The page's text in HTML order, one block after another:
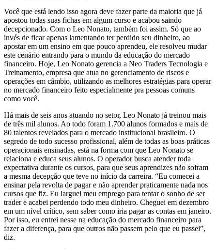
Você que está lendo isso agora deve fazer parte da maioria que já
apostou todas suas fichas em algum curso e acabou saindo
decepcionado. Com o Leo Nonato, também foi assim. Só que ao
invés de ficar apenas lamentando ter perdido seu dinheiro, ao
apostar em um ensino em que pouco aprendeu, ele resolveu mudar
este cenário entrando para o mundo da educação do mercado
financeiro. Hoje, Leo Nonato gerencia a Neo Traders Tecnologia e
Treinamento, empresa que atua no gerenciamento de riscos e
operações em câmbio, utilizando as melhores estratégias para operar
no mercado financeiro feito especialmente pra pessoas comuns
como você.
Há mais de seis anos atuando no setor, Leo Nonato já treinou mais
de três mil alunos. Ao todo foram 1.700 alunos formados e mais de
80 talentos revelados para o mercado institucional brasileiro. O
segredo de todo sucesso profissional, além de todas as boas práticas
operacionais ensinadas, está na forma com que Leo Nonato se
relaciona e educa seus alunos. O operador busca atender toda
expectativa durante os cursos, para que seus aprendizes não sofram
a mesma decepção que teve no início da carreira. “Eu comecei a
ensinar pela revolta de pagar e não aprender praticamente nada nos
cursos que fiz. Eu larguei meu emprego para tentar o sonho de ser
trader e acabei perdendo todo meu dinheiro. Cheguei em dezembro
em um nível crítico, sem saber como iria pagar as contas em janeiro.
Por isso, eu entrei nesse na educação do mercado financeiro para
fazer a diferença, para que outros não passem pelo que eu passei”,
diz.